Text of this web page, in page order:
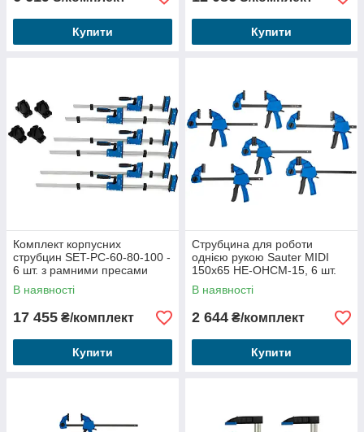
Купити Купити
Комплект корпусних
струбцин SET-PC-60-80-100 -
6 шт. з рамними пресами
В наявності
17 455 ₴/комплект
Купити
Струбцина для роботи
однією рукою Sauter MIDI
150x65 HE-OHCM-15, 6 шт.
В наявності
2 644 ₴/комплект
Купити